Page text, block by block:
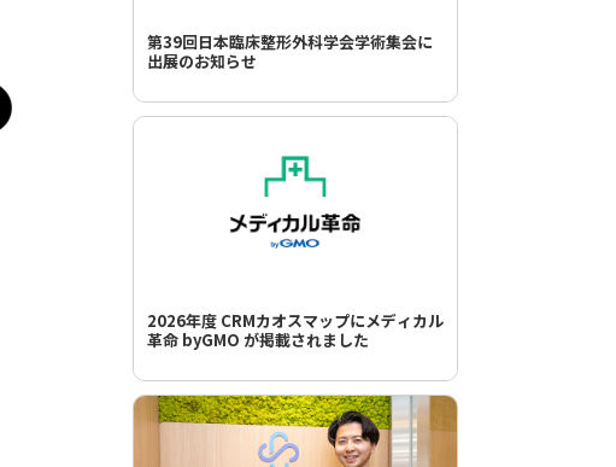
第39回日本臨床整形外科学会学術集会に
出展のお知らせ
2026年度 CRMカオスマップにメディカル
革命 byGMO が掲載されました